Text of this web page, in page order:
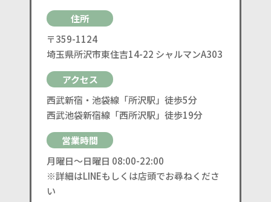
住所
〒359-1124
埼玉県所沢市東住吉14-22 シャルマンA303
アクセス
西武新宿・池袋線「所沢駅」徒歩5分
西武池袋新宿線「西所沢駅」徒歩19分
営業時間
月曜日〜日曜日 08:00-22:00
※詳細はLINEもしくは店頭でお尋ねくださ
い